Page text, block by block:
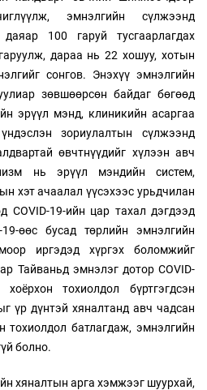
эмнэлгийн сүлжээнд
100 гаруй тусгаарлагдах
дараа нь 22 хошуу, хотын
сонгов. Энэхүү эмнэлгийн
зөвшөөрсөн байдаг бөгөөд
эрүүл мэнд, клиникийн асаргаа
зориулалтын сүлжээнд
өвчтнүүдийг хүлээн авч
нь эрүүл мэндийн систем,
хэт ачаалал үүсэхээс урьдчилан
COVID-19-ийн цар тахал дэгдээд
өөс бусад төрлийн эмнэлгийн
иргэдэд хүргэх боломжийг
Тайваньд эмнэлэг дотор COVID-
тохиолдол бүртгэгдсэн
үр дүнтэй хяналтанд авч чадсан
тохиолдол батлагдаж, эмнэлгийн
болно.
хяналтын арга хэмжээг шуурхай,